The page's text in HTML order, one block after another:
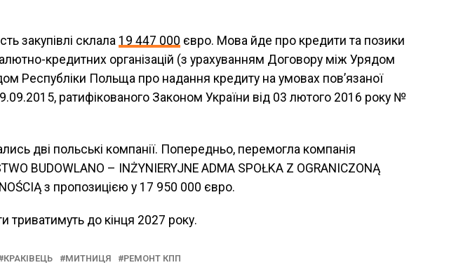
закупівлі склала 19 447 000 євро. Мова йде про кредити та позики
кредитних організацій (з урахуванням Договору між Урядом
Республіки Польща про надання кредиту на умовах пов’язаної
ратифікованого Законом України від 03 лютого 2016 року №
дві польські компанії. Попередньо, перемогла компанія
BUDOWLANO – INŻYNIERYJNE ADMA SPOŁKA Z OGRANICZONĄ
з пропозицією у 17 950 000 євро.
триватимуть до кінця 2027 року.
КРАКІВЕЦЬ МИТНИЦЯ РЕМОНТ КПП